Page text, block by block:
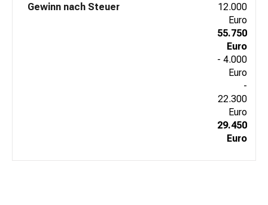
Gewinn nach Steuer
12.000
Euro
55.750
Euro
- 4.000
Euro
-
22.300
Euro
29.450
Euro